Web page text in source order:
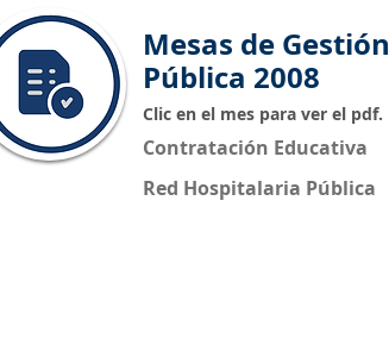
Mesas de Gestión
Pública 2008
Clic en el mes para ver el pdf.
Contratación Educativa
Red Hospitalaria Pública